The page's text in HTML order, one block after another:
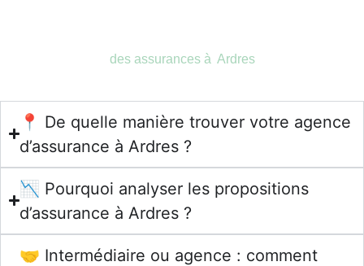
des assurances à Ardres
📍 De quelle manière trouver votre agence
d’assurance à Ardres ?
📉 Pourquoi analyser les propositions
d’assurance à Ardres ?
🤝 Intermédiaire ou agence : comment